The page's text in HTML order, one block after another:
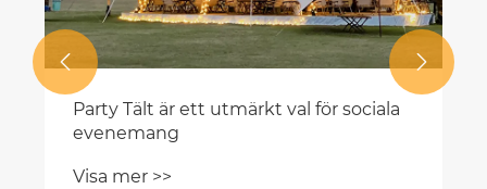
Party Tält är ett utmärkt val för sociala
evenemang
Visa mer >>
 